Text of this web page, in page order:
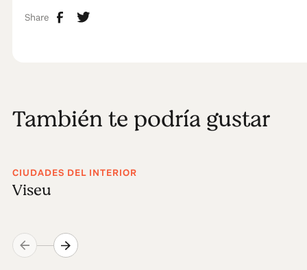
Share
También te podría gustar
CIUDADES DEL INTERIOR
Viseu